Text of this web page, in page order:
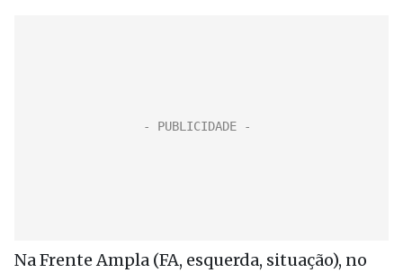
Na Frente Ampla (FA, esquerda, situação), no